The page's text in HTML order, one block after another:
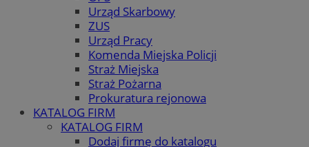
Urząd Skarbowy
ZUS
Urząd Pracy
Komenda Miejska Policji
Straż Miejska
Straż Pożarna
Prokuratura rejonowa
KATALOG FIRM
KATALOG FIRM
Dodaj firmę do katalogu